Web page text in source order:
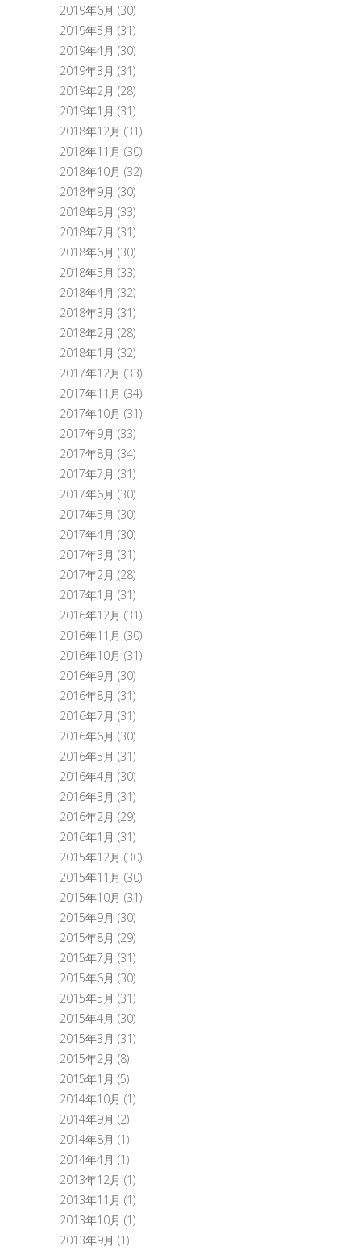
2019年6月 (30)
2019年5月 (31)
2019年4月 (30)
2019年3月 (31)
2019年2月 (28)
2019年1月 (31)
2018年12月 (31)
2018年11月 (30)
2018年10月 (32)
2018年9月 (30)
2018年8月 (33)
2018年7月 (31)
2018年6月 (30)
2018年5月 (33)
2018年4月 (32)
2018年3月 (31)
2018年2月 (28)
2018年1月 (32)
2017年12月 (33)
2017年11月 (34)
2017年10月 (31)
2017年9月 (33)
2017年8月 (34)
2017年7月 (31)
2017年6月 (30)
2017年5月 (30)
2017年4月 (30)
2017年3月 (31)
2017年2月 (28)
2017年1月 (31)
2016年12月 (31)
2016年11月 (30)
2016年10月 (31)
2016年9月 (30)
2016年8月 (31)
2016年7月 (31)
2016年6月 (30)
2016年5月 (31)
2016年4月 (30)
2016年3月 (31)
2016年2月 (29)
2016年1月 (31)
2015年12月 (30)
2015年11月 (30)
2015年10月 (31)
2015年9月 (30)
2015年8月 (29)
2015年7月 (31)
2015年6月 (30)
2015年5月 (31)
2015年4月 (30)
2015年3月 (31)
2015年2月 (8)
2015年1月 (5)
2014年10月 (1)
2014年9月 (2)
2014年8月 (1)
2014年4月 (1)
2013年12月 (1)
2013年11月 (1)
2013年10月 (1)
2013年9月 (1)